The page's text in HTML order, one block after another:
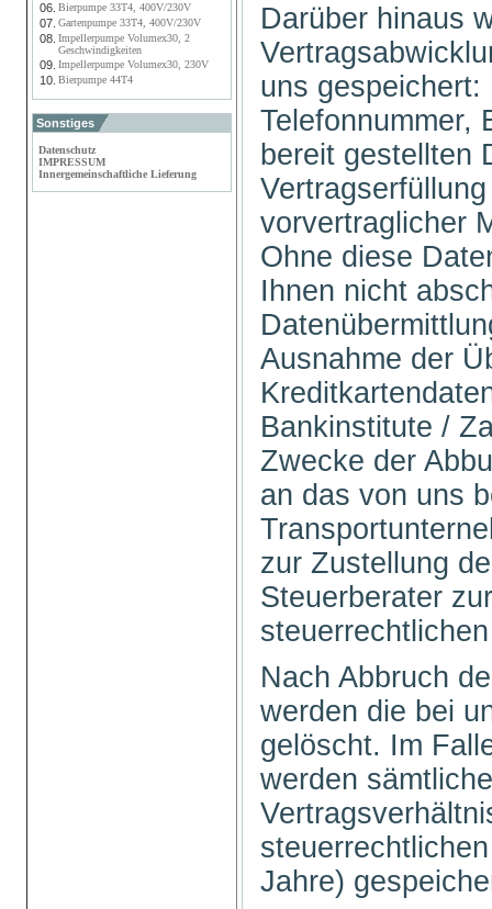
06. Bierpumpe 33T4, 400V/230V
07. Gartenpumpe 33T4, 400V/230V
08. Impellerpumpe Volumex30, 2
Geschwindigkeiten
09. Impellerpumpe Volumex30, 230V
10. Bierpumpe 44T4
Sonstiges
Datenschutz
IMPRESSUM
Innergemeinschaftliche Lieferung
Darüber hinaus
uns
Telefonnummer,
bereit gestellten
vorvertraglicher
Ohne diese
Ihnen nicht
Ausnahme der
Bankinstitute /
Zwecke der
an das von uns
zur Zustellung
Steuerberater
Nach Abbruch
werden die bei
gelöscht. Im
werden
Jahre)